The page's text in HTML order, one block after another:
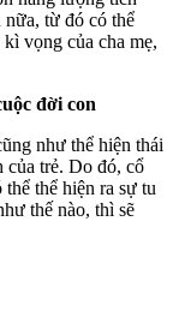
nữa, từ đó có thể
vọng của cha mẹ,
đời con
như thể hiện thái
của trẻ. Do đó, cổ
thể hiện ra sự tu
thế nào, thì sẽ